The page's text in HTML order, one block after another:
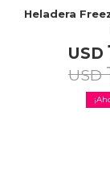
Heladera
USD
USD